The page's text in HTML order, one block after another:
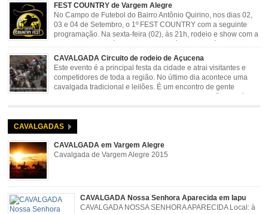
FEST COUNTRY de Vargem Alegre
No Campo de Futebol do Bairro Antônio Quirino, nos dias 02,
03 e 04 de Setembro, o 1º FEST COUNTRY com a seguinte
programação. Na sexta-feira (02), às 21h, rodeio e show com a
dupla sertaneja Cássio e Reynado; sábado (03), às 21h,
rodeio e shows com o Trio Pé de Cedro e o Trio […]
CAVALGADA Circuito de rodeio de Açucena
Este evento é a principal festa da cidade e atrai visitantes e
competidores de toda a região. No último dia acontece uma
cavalgada tradicional e leilões. É um encontro de gente
animada e hospitaleira. Local: Parque de Exposições José
Rosa Guimarães, Açucena Data: Setembro
CAVALGADAS
CAVALGADA em Vargem Alegre
Cavalgada de Vargem Alegre 2015
CAVALGADA Nossa Senhora Aparecida em Iapu
CAVALGADA NOSSA SENHORA APARECIDA Local: à